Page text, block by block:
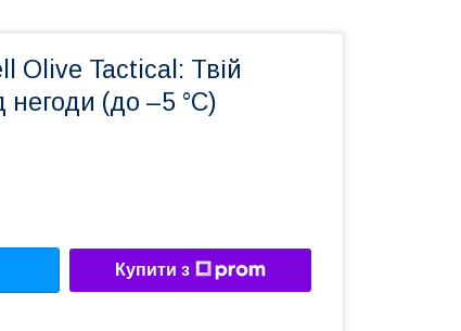
Olive Tactical: Твій
негоди (до –5 °C)
Купити з